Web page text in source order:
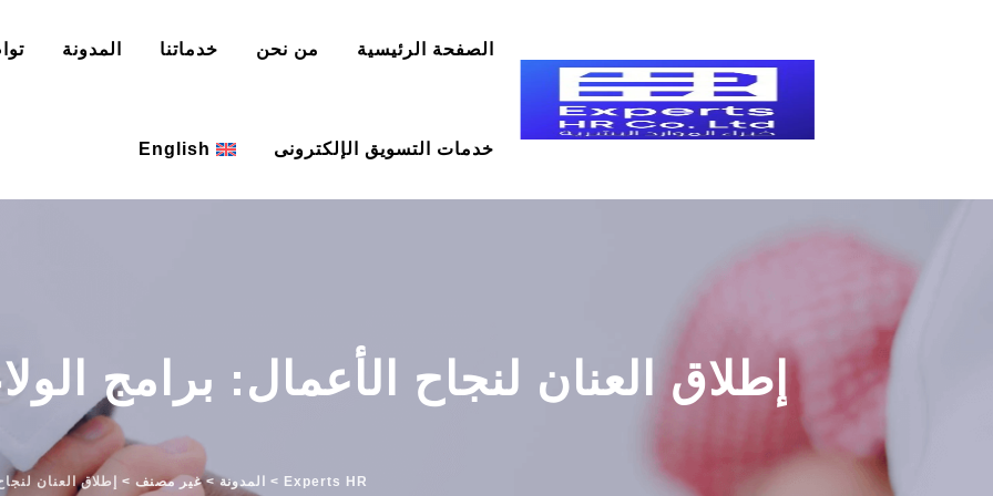
الصفحة الرئيسية من نحن خدماتنا المدونة
خدمات التسويق الإلكترونى English
إطلاق العنان لنجاح الأعمال: برامج
Experts HR
> المدونة>غير مصنف > إطلاق العنان